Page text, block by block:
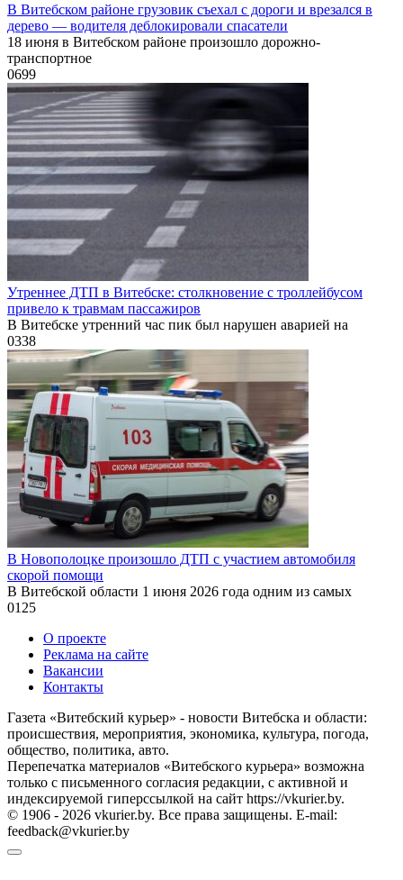
В Витебском районе грузовик съехал с дороги и врезался в
дерево — водителя деблокировали спасатели
18 июня в Витебском районе произошло дорожно-
транспортное
0699
Утреннее ДТП в Витебске: столкновение с троллейбусом
привело к травмам пассажиров
В Витебске утренний час пик был нарушен аварией на
0338
В Новополоцке произошло ДТП с участием автомобиля
скорой помощи
В Витебской области 1 июня 2026 года одним из самых
0125
О проекте
Реклама на сайте
Вакансии
Контакты
Газета «Витебский курьер» - новости Витебска и области:
происшествия, мероприятия, экономика, культура, погода,
общество, политика, авто.
Перепечатка материалов «Витебского курьера» возможна
только с письменного согласия редакции, с активной и
индексируемой гиперссылкой на сайт https://vkurier.by.
© 1906 - 2026 vkurier.by. Все права защищены. E-mail:
feedback@vkurier.by